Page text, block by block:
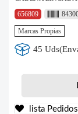
656809
Marcas Propias
45
lista Pedidos